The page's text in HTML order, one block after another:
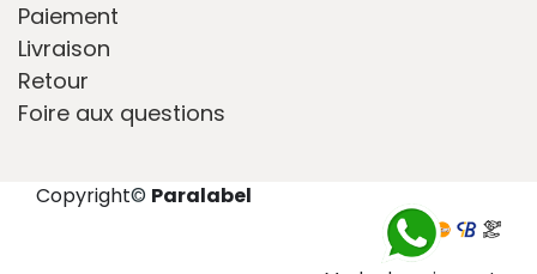
Paiement
Livraison
Retour
Foire aux questions
Copyright© Paralabel